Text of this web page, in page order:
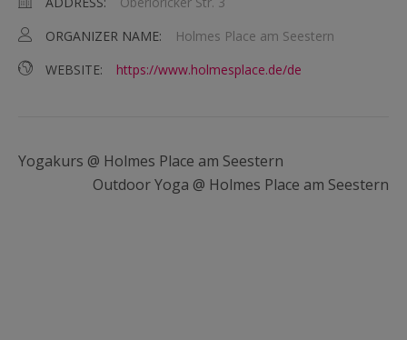
ORGANIZER NAME:
Holmes Place am Seestern
WEBSITE:
https://www.holmesplace.de/de
Yogakurs @ Holmes Place am Seestern
Outdoor Yoga @ Holmes Place am Seestern